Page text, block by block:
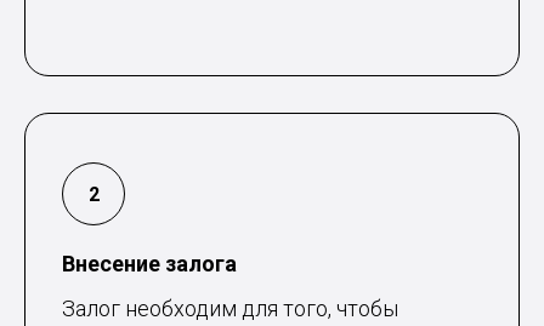
Внесение залога
Залог необходим для того, чтобы